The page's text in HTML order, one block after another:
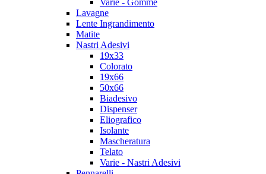
Varie - Gomme
Lavagne
Lente Ingrandimento
Matite
Nastri Adesivi
19x33
Colorato
19x66
50x66
Biadesivo
Dispenser
Eliografico
Isolante
Mascheratura
Telato
Varie - Nastri Adesivi